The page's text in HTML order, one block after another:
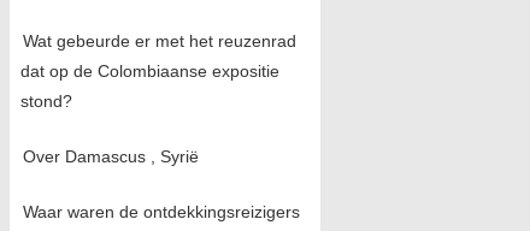
Wat gebeurde er met het reuzenrad
dat op de Colombiaanse expositie
stond?
Over Damascus , Syrië
Waar waren de ontdekkingsreizigers